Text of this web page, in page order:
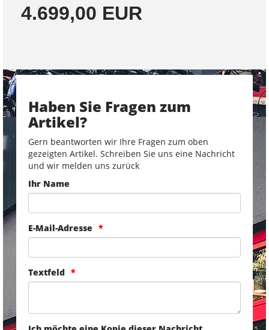
4.699,00 EUR
Haben Sie Fragen zum
Artikel?
Gern beantworten wir Ihre Fragen zum oben
gezeigten Artikel. Schreiben Sie uns eine Nachricht
und wir melden uns zurück
Ihr Name
E-Mail-Adresse
Textfeld